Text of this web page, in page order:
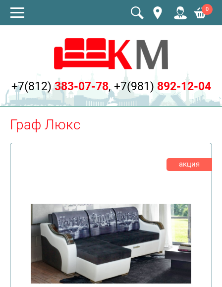
0
+7(812) 383-07-78,+7(981) 892-12-04
Граф Люкс
акция